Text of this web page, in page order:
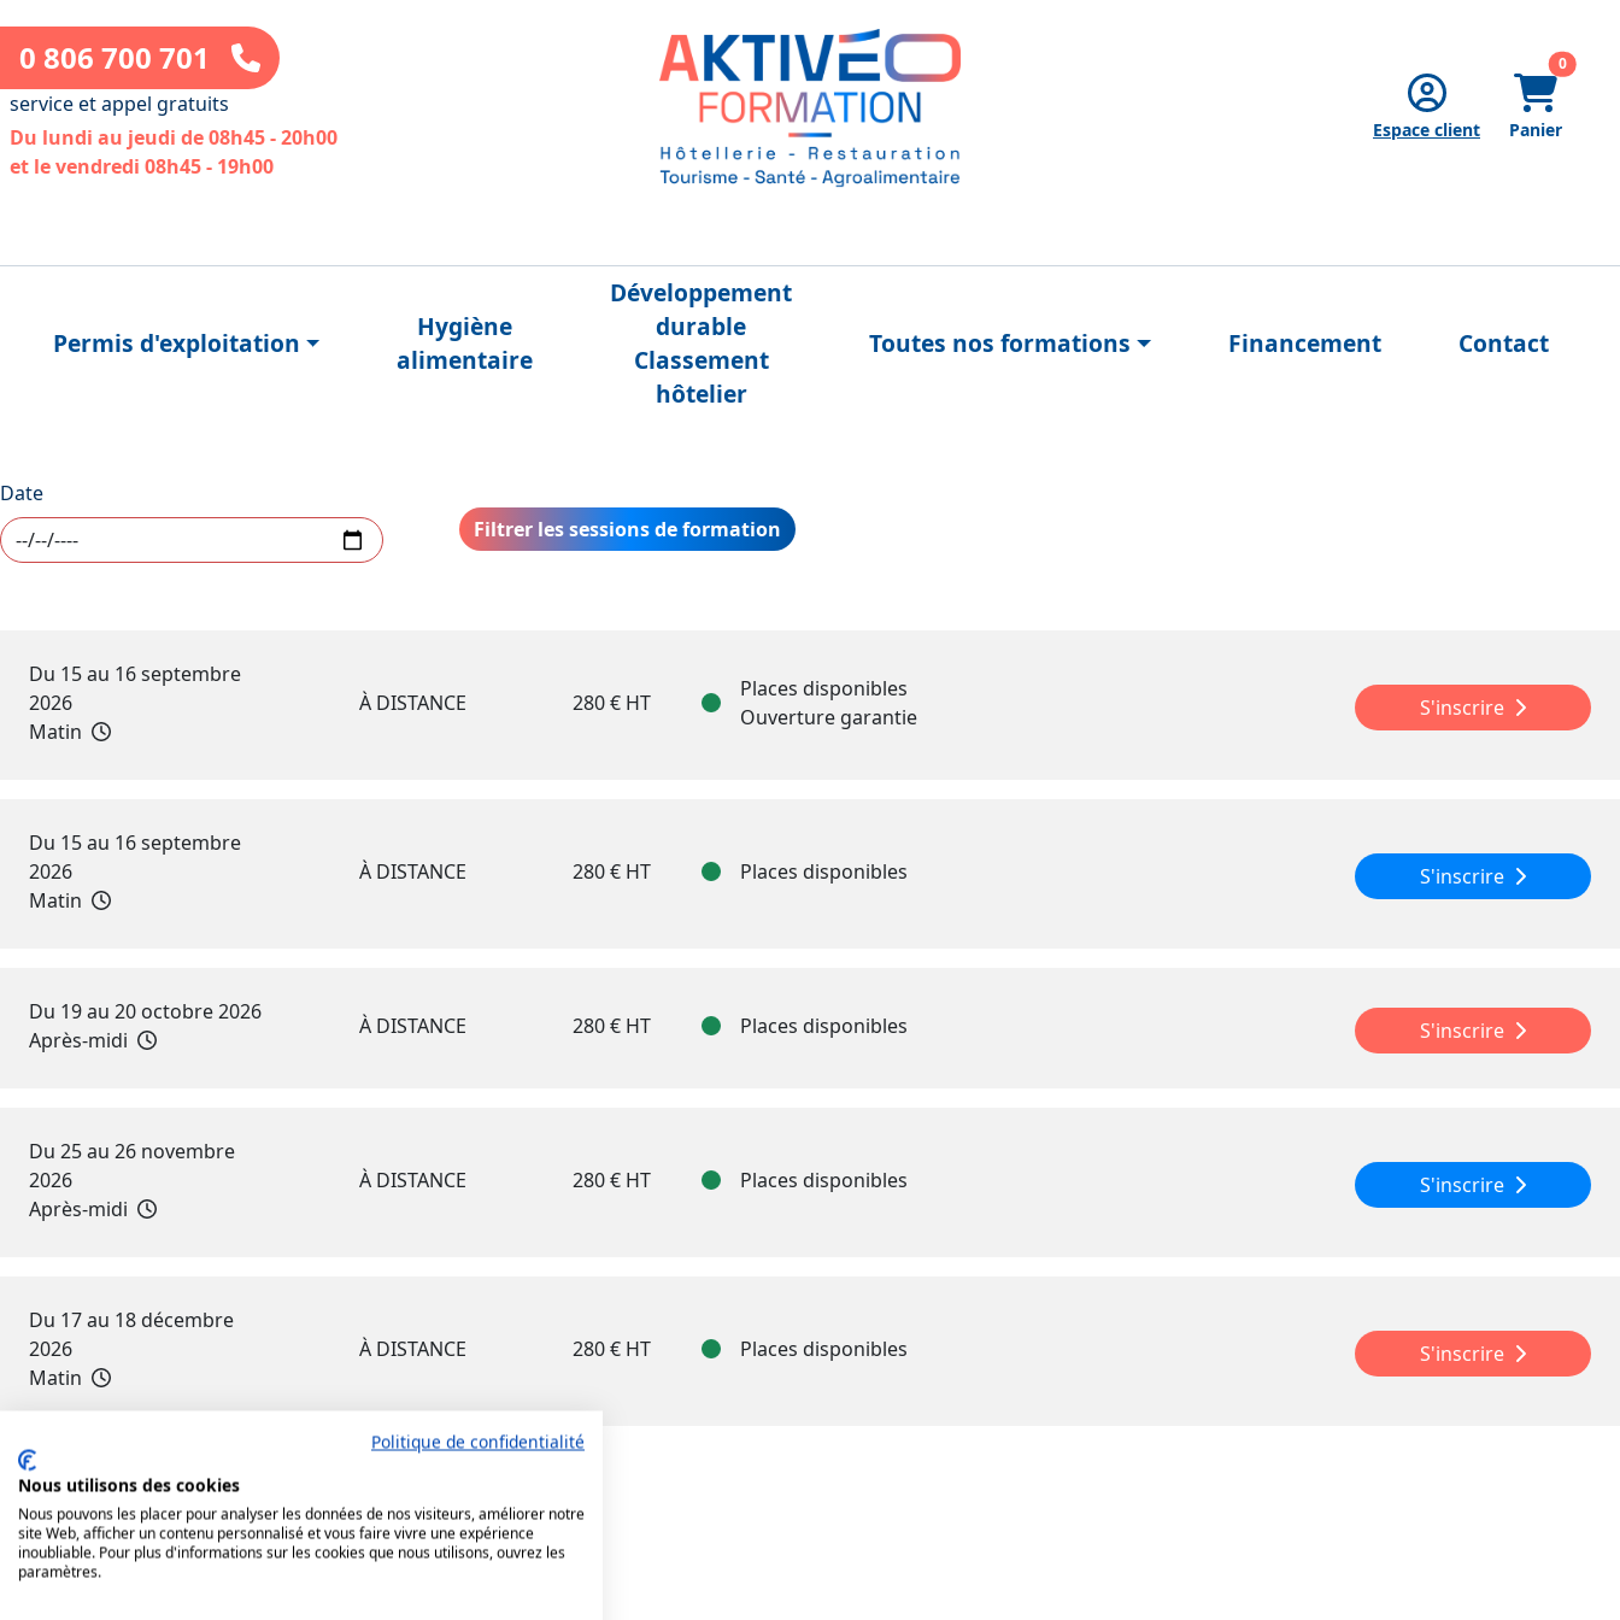
0 806 700 701
service et appel gratuits
Du lundi au jeudi de 08h45 - 20h00
et le vendredi 08h45 - 19h00
Espace client Panier
0articles
Permis d'exploitation
Hygiène
alimentaire
Développement
durable
Classement
hôtelier
Toutes nos formations Financement Contact
Date
Filtrer les sessions de formation
Du 15 au 16 septembre
2026
Matin
À DISTANCE 280 € HT
Places disponibles
Ouverture garantie
S'inscrire
Du 15 au 16 septembre
2026
Matin
À DISTANCE 280 € HT Places disponibles S'inscrire
Du 19 au 20 octobre 2026
Après-midi
À DISTANCE 280 € HT Places disponibles S'inscrire
Du 25 au 26 novembre
2026
Après-midi
À DISTANCE 280 € HT Places disponibles S'inscrire
Du 17 au 18 décembre
2026
Matin
À DISTANCE 280 € HT Places disponibles S'inscrire
Politique de confidentialité
Nous utilisons des cookies
Nous pouvons les placer pour analyser les données de nos visiteurs, améliorer notre
site Web, afficher un contenu personnalisé et vous faire vivre une expérience
inoubliable. Pour plus d'informations sur les cookies que nous utilisons, ouvrez les
paramètres.